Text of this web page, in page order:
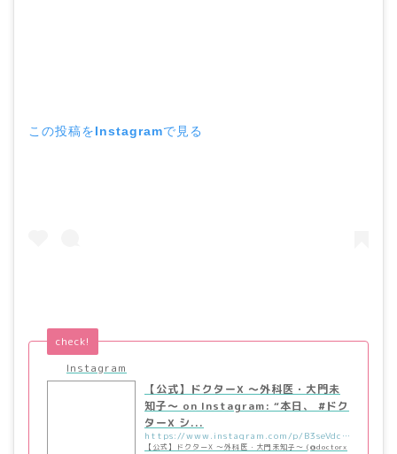
この投稿をInstagramで見る
Instagram
check!
【公式】ドクターX ～外科医・大門未
知子～ on Instagram: “本日、 #ドク
ターX シ...
https://www.instagram.com/p/B3seVdcAN4S/?utm_source=ig_embed&utm_campaign=loading
【公式】ドクターX ～外科医・大門未知子～ (@doctorx